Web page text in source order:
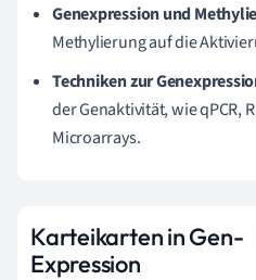
Genexpression und
Methylierung auf die
Techniken zur
der Genaktivität, wie qPCR,
Microarrays.
Karteikarten in Gen-
Expression